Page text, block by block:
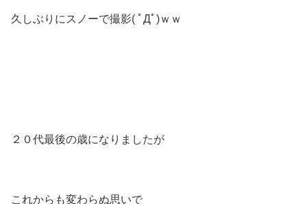
久しぶりにスノーで撮影( ﾟДﾟ)ｗｗ
２０代最後の歳になりましたが
これからも変わらぬ思いで